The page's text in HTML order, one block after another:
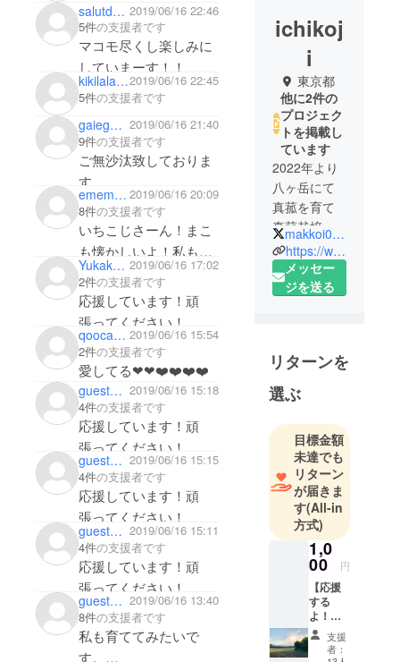
salutdaraha 2019/06/16 22:46
5件の支援者です
マコモ尽くし楽しみに
していまーす！！
kikilala772019/06/16 22:45
5件の支援者です
gaiegoshi 2019/06/16 21:40
9件の支援者です
ご無沙汰致しておりま
す。
微力ながら応援させて
頂きます。
頑張ってください。
ememgogo 2019/06/16 20:09
8件の支援者です
いちこじさーん！まこ
も懐かしいよ！私も熊
本で初めて食べて美味
しいなーと。それに
うっでぃーさんのパン
がリターンだなんて幸
せ！
Yukako Tsushima 2019/06/16 17:02
2件の支援者です
応援しています！頑
張ってください！
qoocaemama 2019/06/16 15:54
2件の支援者です
愛してる❤❤❤️❤️❤️❤️
guest62962d3e05 2019/06/16 15:18
4件の支援者です
応援しています！頑
張ってください！
guest62962d3e05 2019/06/16 15:15
4件の支援者です
応援しています！頑
張ってください！
guest62962d3e05 2019/06/16 15:11
4件の支援者です
応援しています！頑
張ってください！
guest1573e3ba0c 2019/06/16 13:40
8件の支援者です
私も育ててみたいで
す。
ichikoj
i
東京都
他に2件の
プロジェク
トを掲載し
ています
2022年より
八ヶ岳にて
真菰を育て
真菰栽培会
員制度「ま
こもてら
す」を始め
ちについ
て。」ケー
タリング担
当。
熊本＆東京
での様々な
出逢いに感
謝しつつ、
クラウド
ファンディ
ングで拡が
る新たな出
逢いと可能
わくわくし
makkoi0122
https://www.facebook.com/shinobu.azuma.7
メッセー
ジを送る
リターンを
選ぶ
目標金額
未達でも
リターン
が届きま
す(All-in
方式)
1,0
00 円
【応援
する
よ！
コー
ス】 リ
ターン
支援
者：